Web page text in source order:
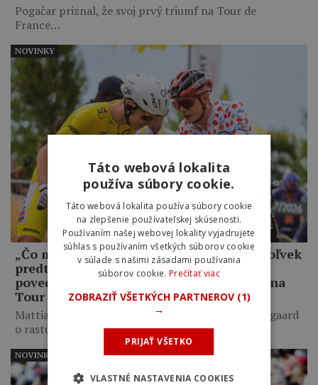
Pogačar priznal, že svoj prvý triumf na Tour de
France…
„Čo mám robiť, keď som lepší ako kedykoľvek
predtým, a on mi napriek tomu odíde?,“
povedal Jonas Vingegaard o Pogačarovi na
Tour de France
Mattias Skjelmose prezradil, čo mu povedal Vingegaard
o rastúcom výkonnostnom…
NOVINKY
NOVINKY
Táto webová lokalita
používa súbory cookie.
Táto webová lokalita používa súbory cookie
na zlepšenie používateľskej skúsenosti.
Používaním našej webovej lokality vyjadrujete
súhlas s používaním všetkých súborov cookie
v súlade s našimi zásadami používania
súborov cookie. Prečítať viac
ZOBRAZIŤ VŠETKÝCH PARTNEROV (1)
→
PRIJAŤ VŠETKO
VLASTNÉ NASTAVENIA COOKIES